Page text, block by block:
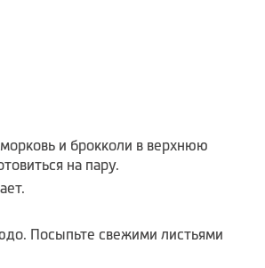
и брокколи в верхнюю
на пару.
Посыпьте свежими листьями